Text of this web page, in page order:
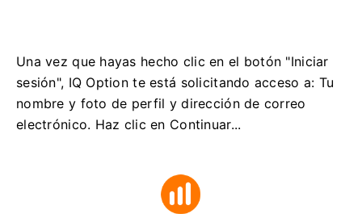
Una vez que hayas hecho clic en el botón "Iniciar
sesión", IQ Option te está solicitando acceso a: Tu
nombre y foto de perfil y dirección de correo
electrónico. Haz clic en Continuar...